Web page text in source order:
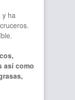
y ha
así como